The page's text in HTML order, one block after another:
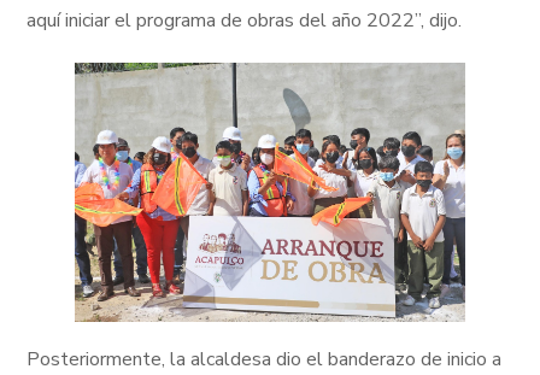
aquí iniciar el programa de obras del año 2022”, dijo.
Posteriormente, la alcaldesa dio el banderazo de inicio a